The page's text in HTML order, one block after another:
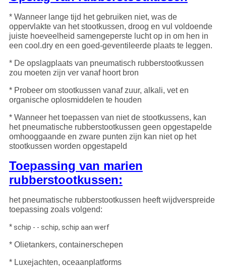
* Wanneer lange tijd het gebruiken niet, was de
oppervlakte van het stootkussen, droog en vul voldoende
juiste hoeveelheid samengeperste lucht op in om hen in
een cool.dry en een goed-geventileerde plaats te leggen.
* De opslagplaats van pneumatisch rubberstootkussen
zou moeten zijn ver vanaf hoort bron
* Probeer om stootkussen vanaf zuur, alkali, vet en
organische oplosmiddelen te houden
* Wanneer het toepassen van niet de stootkussens, kan
het pneumatische rubberstootkussen geen opgestapelde
omhooggaande en zware punten zijn kan niet op het
stootkussen worden opgestapeld
Toepassing van marien
rubberstootkussen:
het pneumatische rubberstootkussen heeft wijdverspreide
toepassing zoals volgend:
*schip - - schip, schip aan werf
* Olietankers, containerschepen
* Luxejachten, oceaanplatforms